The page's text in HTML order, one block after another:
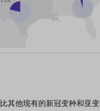
他现有的新冠变种和亚变